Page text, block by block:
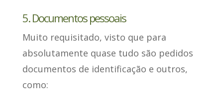
5. Documentos pessoais
Muito requisitado, visto que para
absolutamente quase tudo são pedidos
documentos de identificação e outros,
como: